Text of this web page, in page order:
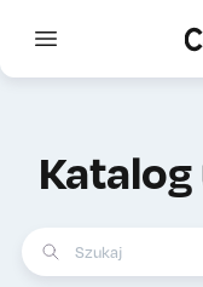
Open main menu